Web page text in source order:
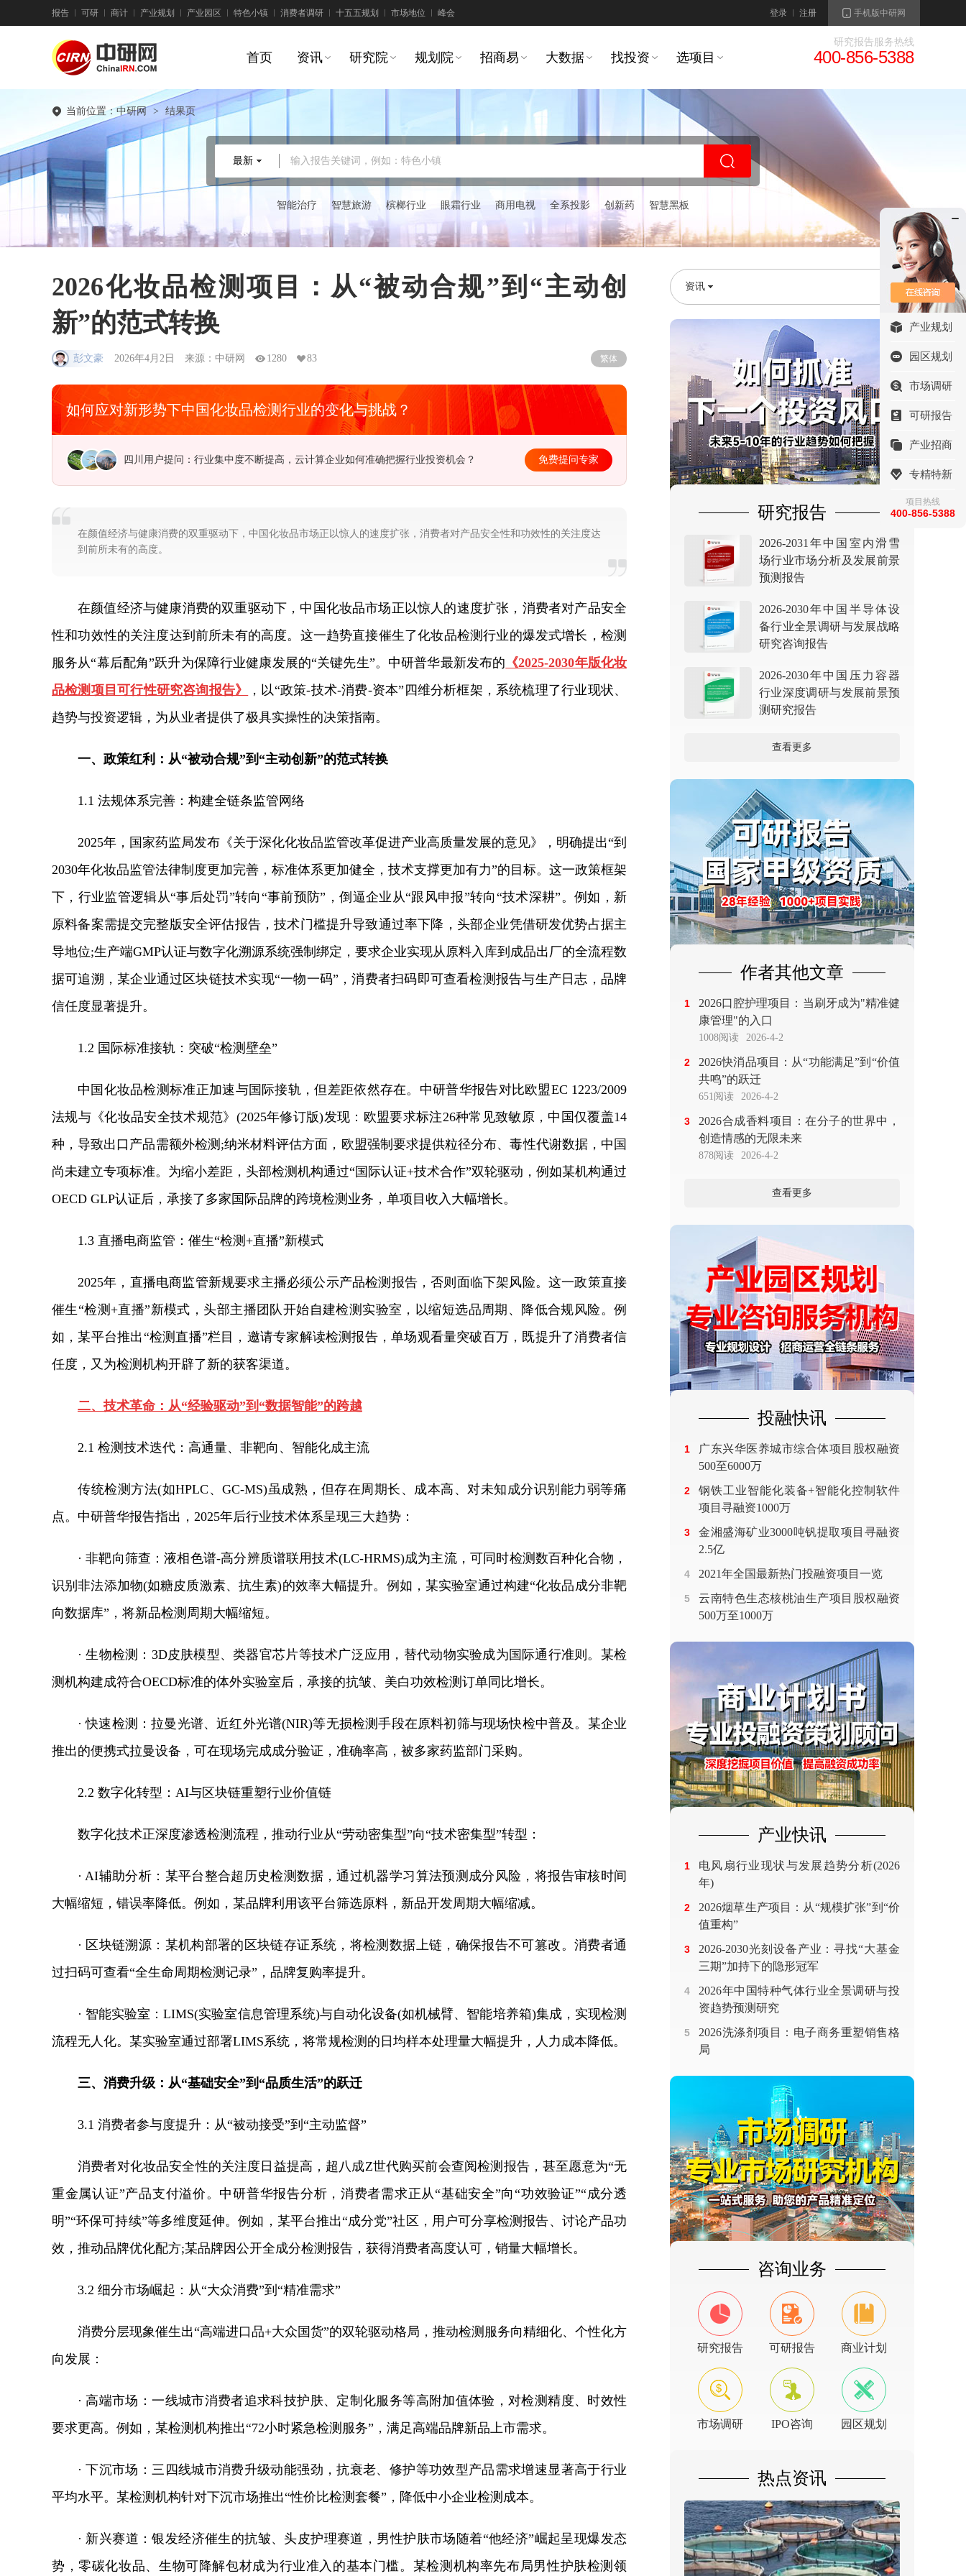
报告 可研 商计 产业规划 产业园区 特色小镇 消费者调研 十五五规划 市场地位 峰会 登录 注册 手机版中研网
首页 资讯 研究院 规划院 招商易 大数据 找投资 选项目
研究报告服务热线
400-856-5388
当前位置：中研网 > 结果页
输入报告关键词，例如：特色小镇
最新
智能治疗 智慧旅游 槟榔行业 眼霜行业 商用电视 全系投影 创新药 智慧黑板
2026化妆品检测项目：从“被动合规”到“主动创
新”的范式转换
彭文豪 2026年4月2日 来源：中研网 1280 83 繁体
如何应对新形势下中国化妆品检测行业的变化与挑战？
四川用户提问：行业集中度不断提高，云计算企业如何准确把握行业投资机会？ 免费提问专家
在颜值经济与健康消费的双重驱动下，中国化妆品市场正以惊人的速度扩张，消费者对产品安全性和功效性的关注度达
到前所未有的高度。
在颜值经济与健康消费的双重驱动下，中国化妆品市场正以惊人的速度扩张，消费者对产品安全
性和功效性的关注度达到前所未有的高度。这一趋势直接催生了化妆品检测行业的爆发式增长，检测
服务从“幕后配角”跃升为保障行业健康发展的“关键先生”。中研普华最新发布的 《2025-2030年版化妆
品检测项目可行性研究咨询报告》
，以“政策-技术-消费-资本”四维分析框架，系统梳理了行业现状、
趋势与投资逻辑，为从业者提供了极具实操性的决策指南。
一、政策红利：从“被动合规”到“主动创新”的范式转换
1.1 法规体系完善：构建全链条监管网络
2025年，国家药监局发布《关于深化化妆品监管改革促进产业高质量发展的意见》，明确提出“到
2030年化妆品监管法律制度更加完善，标准体系更加健全，技术支撑更加有力”的目标。这一政策框架
下，行业监管逻辑从“事后处罚”转向“事前预防”，倒逼企业从“跟风申报”转向“技术深耕”。例如，新
原料备案需提交完整版安全评估报告，技术门槛提升导致通过率下降，头部企业凭借研发优势占据主
导地位;生产端GMP认证与数字化溯源系统强制绑定，要求企业实现从原料入库到成品出厂的全流程数
据可追溯，某企业通过区块链技术实现“一物一码”，消费者扫码即可查看检测报告与生产日志，品牌
信任度显著提升。
1.2 国际标准接轨：突破“检测壁垒”
中国化妆品检测标准正加速与国际接轨，但差距依然存在。中研普华报告对比欧盟EC 1223/2009
法规与《化妆品安全技术规范》(2025年修订版)发现：欧盟要求标注26种常见致敏原，中国仅覆盖14
种，导致出口产品需额外检测;纳米材料评估方面，欧盟强制要求提供粒径分布、毒性代谢数据，中国
尚未建立专项标准。为缩小差距，头部检测机构通过“国际认证+技术合作”双轮驱动，例如某机构通过
OECD GLP认证后，承接了多家国际品牌的跨境检测业务，单项目收入大幅增长。
1.3 直播电商监管：催生“检测+直播”新模式
2025年，直播电商监管新规要求主播必须公示产品检测报告，否则面临下架风险。这一政策直接
催生“检测+直播”新模式，头部主播团队开始自建检测实验室，以缩短选品周期、降低合规风险。例
如，某平台推出“检测直播”栏目，邀请专家解读检测报告，单场观看量突破百万，既提升了消费者信
任度，又为检测机构开辟了新的获客渠道。
二、技术革命：从“经验驱动”到“数据智能”的跨越
2.1 检测技术迭代：高通量、非靶向、智能化成主流
传统检测方法(如HPLC、GC-MS)虽成熟，但存在周期长、成本高、对未知成分识别能力弱等痛
点。中研普华报告指出，2025年后行业技术体系呈现三大趋势：
· 非靶向筛查：液相色谱-高分辨质谱联用技术(LC-HRMS)成为主流，可同时检测数百种化合物，
识别非法添加物(如糖皮质激素、抗生素)的效率大幅提升。例如，某实验室通过构建“化妆品成分非靶
向数据库”，将新品检测周期大幅缩短。
· 生物检测：3D皮肤模型、类器官芯片等技术广泛应用，替代动物实验成为国际通行准则。某检
测机构建成符合OECD标准的体外实验室后，承接的抗皱、美白功效检测订单同比增长。
· 快速检测：拉曼光谱、近红外光谱(NIR)等无损检测手段在原料初筛与现场快检中普及。某企业
推出的便携式拉曼设备，可在现场完成成分验证，准确率高，被多家药监部门采购。
2.2 数字化转型：AI与区块链重塑行业价值链
数字化技术正深度渗透检测流程，推动行业从“劳动密集型”向“技术密集型”转型：
· AI辅助分析：某平台整合超历史检测数据，通过机器学习算法预测成分风险，将报告审核时间
大幅缩短，错误率降低。例如，某品牌利用该平台筛选原料，新品开发周期大幅缩减。
· 区块链溯源：某机构部署的区块链存证系统，将检测数据上链，确保报告不可篡改。消费者通
过扫码可查看“全生命周期检测记录”，品牌复购率提升。
· 智能实验室：LIMS(实验室信息管理系统)与自动化设备(如机械臂、智能培养箱)集成，实现检测
流程无人化。某实验室通过部署LIMS系统，将常规检测的日均样本处理量大幅提升，人力成本降低。
三、消费升级：从“基础安全”到“品质生活”的跃迁
3.1 消费者参与度提升：从“被动接受”到“主动监督”
消费者对化妆品安全性的关注度日益提高，超八成Z世代购买前会查阅检测报告，甚至愿意为“无
重金属认证”产品支付溢价。中研普华报告分析，消费者需求正从“基础安全”向“功效验证”“成分透
明”“环保可持续”等多维度延伸。例如，某平台推出“成分党”社区，用户可分享检测报告、讨论产品功
效，推动品牌优化配方;某品牌因公开全成分检测报告，获得消费者高度认可，销量大幅增长。
3.2 细分市场崛起：从“大众消费”到“精准需求”
消费分层现象催生出“高端进口品+大众国货”的双轮驱动格局，推动检测服务向精细化、个性化方
向发展：
· 高端市场：一线城市消费者追求科技护肤、定制化服务等高附加值体验，对检测精度、时效性
要求更高。例如，某检测机构推出“72小时紧急检测服务”，满足高端品牌新品上市需求。
· 下沉市场：三四线城市消费升级动能强劲，抗衰老、修护等功效型产品需求增速显著高于行业
平均水平。某检测机构针对下沉市场推出“性价比检测套餐”，降低中小企业检测成本。
· 新兴赛道：银发经济催生的抗皱、头皮护理赛道，男性护肤市场随着“他经济”崛起呈现爆发态
势，零碳化妆品、生物可降解包材成为行业准入的基本门槛。某检测机构率先布局男性护肤检测领
资讯
研究报告
2026-2031年中国室内滑雪
场行业市场分析及发展前景
预测报告
2026-2030年中国半导体设
备行业全景调研与发展战略
研究咨询报告
2026-2030年中国压力容器
行业深度调研与发展前景预
测研究报告
查看更多
作者其他文章
1
2026口腔护理项目：当刷牙成为"精准健
康管理"的入口
1008阅读 2026-4-2
2
2026快消品项目：从“功能满足”到“价值
共鸣”的跃迁
651阅读 2026-4-2
3
2026合成香料项目：在分子的世界中，
创造情感的无限未来
878阅读 2026-4-2
查看更多
投融快讯
1
广东兴华医养城市综合体项目股权融资
500至6000万
2
钢铁工业智能化装备+智能化控制软件
项目寻融资1000万
3
金湘盛海矿业3000吨钒提取项目寻融资
2.5亿
4 2021年全国最新热门投融资项目一览
5
云南特色生态核桃油生产项目股权融资
500万至1000万
产业快讯
1
电风扇行业现状与发展趋势分析(2026
年)
2
2026烟草生产项目：从“规模扩张”到“价
值重构”
3
2026-2030光刻设备产业：寻找“大基金
三期”加持下的隐形冠军
4
2026年中国特种气体行业全景调研与投
资趋势预测研究
5
2026洗涤剂项目：电子商务重塑销售格
局
咨询业务
研究报告 可研报告 商业计划
市场调研 IPO咨询 园区规划
热点资讯
产业规划
园区规划
市场调研
可研报告
产业招商
专精特新
项目热线
400-856-5388